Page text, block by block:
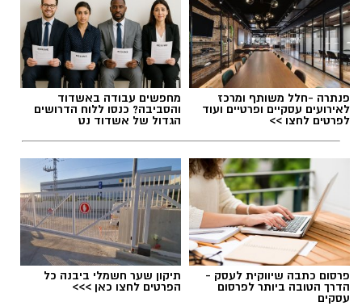
פנתרה -חלל משותף ומרכז
לאירועים עסקיים ופרטיים ועוד
לפרטים לחצו >>
מחפשים עבודה באשדוד
והסביבה? כנסו ללוח הדרושים
הגדול של אשדוד נט
פרסום כתבה שיווקית לעסק -
הדרך הטובה ביותר לפרסום
עסקים
תיקון שער חשמלי ביבנה כל
הפרטים לחצו כאן >>>